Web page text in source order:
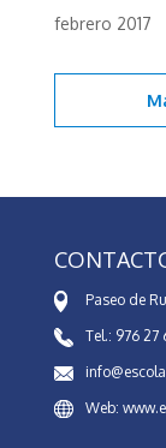
febrero 2017
Paseo de
Tel.: 976 27
Web: